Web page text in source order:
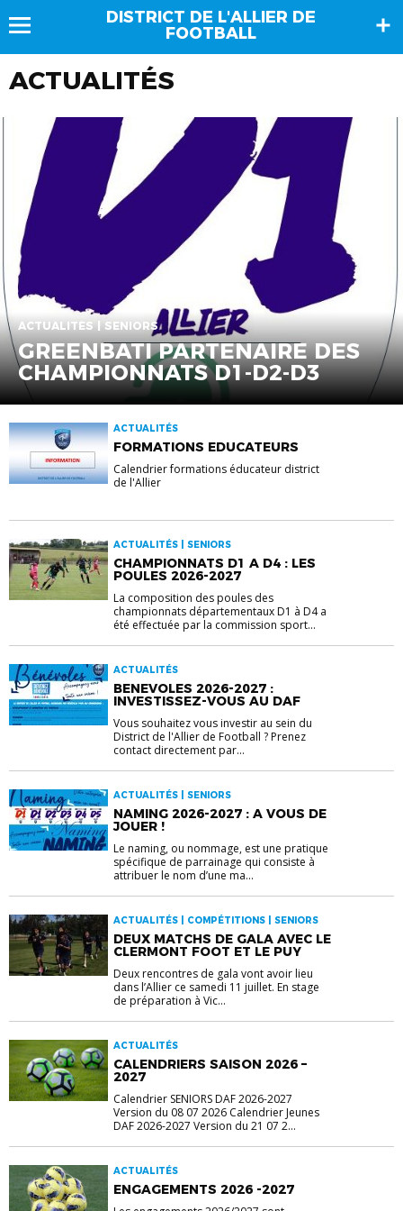
DISTRICT DE L'ALLIER DE
FOOTBALL
ACTUALITÉS
ACTUALITÉS | SENIORS
GREENBATI PARTENAIRE DES
CHAMPIONNATS D1-D2-D3
ACTUALITÉS
FORMATIONS EDUCATEURS
Calendrier formations éducateur district
de l'Allier
ACTUALITÉS | SENIORS
CHAMPIONNATS D1 A D4 : LES
POULES 2026-2027
La composition des poules des
championnats départementaux D1 à D4 a
été effectuée par la commission sport...
ACTUALITÉS
BENEVOLES 2026-2027 :
INVESTISSEZ-VOUS AU DAF
Vous souhaitez vous investir au sein du
District de l'Allier de Football ? Prenez
contact directement par...
ACTUALITÉS | SENIORS
NAMING 2026-2027 : A VOUS DE
JOUER !
Le naming, ou nommage, est une pratique
spécifique de parrainage qui consiste à
attribuer le nom d’une ma...
ACTUALITÉS | COMPÉTITIONS | SENIORS
DEUX MATCHS DE GALA AVEC LE
CLERMONT FOOT ET LE PUY
Deux rencontres de gala vont avoir lieu
dans l’Allier ce samedi 11 juillet. En stage
de préparation à Vic...
ACTUALITÉS
CALENDRIERS SAISON 2026 –
2027
Calendrier SENIORS DAF 2026-2027
Version du 08 07 2026 Calendrier Jeunes
DAF 2026-2027 Version du 21 07 2...
ACTUALITÉS
ENGAGEMENTS 2026 -2027